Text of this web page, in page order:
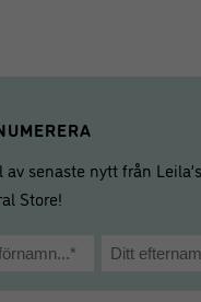
av senaste nytt från Leila’s
Store!